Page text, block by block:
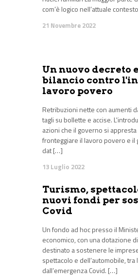
com’è logico nell’attuale
21 Novembre 2022
Un nuovo decreto
bilancio contro
lavoro povero
Retribuzioni nette con aumenti
tagli su bollette e accise.
azioni che il governo si
fronteggiare il lavoro povero e il
dat […]
13 Luglio 2022
Turismo,
nuovi fondi per
Covid
Un fondo ad hoc presso il
economico, con una dotazione
destinato a sostenere le
spettacolo e dell’automobile,
dall’emergenza Covid. […]